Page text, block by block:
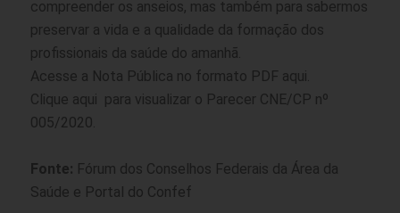
compreender os anseios, mas também para sabermos
preservar a vida e a qualidade da formação dos
profissionais da saúde do amanhã.
Acesse a Nota Pública no formato PDF aqui.
Clique aqui para visualizar o Parecer CNE/CP nº
005/2020.
Fonte: Fórum dos Conselhos Federais da Área da
Saúde e Portal do Confef